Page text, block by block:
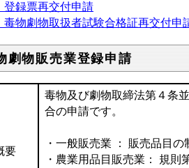
登録票再交付申請
毒物劇物取扱者試験合格証再交付申
劇物販売業登録申請
要
毒物及び劇物取締法第４条
合の申請です。
・一般販売業 ： 販売品目の
・農業用品目販売業： 規